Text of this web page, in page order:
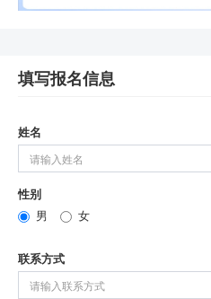
填写报名信息
姓名
性别
男
女
联系方式